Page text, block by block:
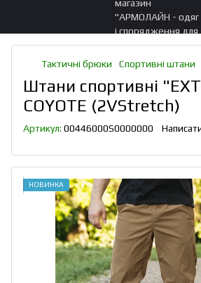
Тактичні брюки Спортивні штани
Штани спортивні
COYOTE (2VStretch)
Артикул: 00446000S0000000
НОВИНКА